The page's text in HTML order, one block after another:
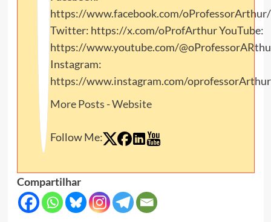
https://www.facebook.com/oProfessorArthur/
Twitter: https://x.com/oProfArthur YouTube:
https://www.youtube.com/
Instagram:
https://www.instagram.com/
More Posts -Website
Follow Me:
Compartilhar